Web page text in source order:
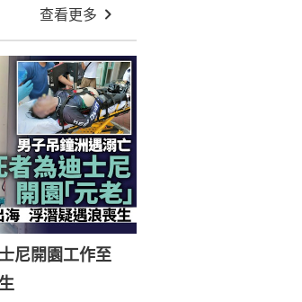
查看更多
尼開園工作至